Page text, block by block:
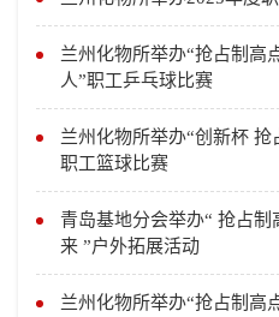
兰州化物所举办“抢占制高
人”职工乒乓球比赛
兰州化物所举办“创新杯 抢
职工篮球比赛
青岛基地分会举办“ 抢占制
来 ”户外拓展活动
兰州化物所举办“抢占制高